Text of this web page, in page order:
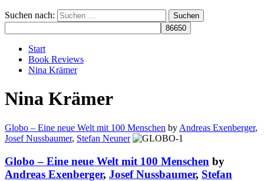
Suchen nach:
Start
Book Reviews
Nina Krämer
Nina Krämer
Globo – Eine neue Welt mit 100 Menschen by Andreas Exenberger,
Josef Nussbaumer, Stefan Neuner
Globo – Eine neue Welt mit 100 Menschen by
Andreas Exenberger, Josef Nussbaumer, Stefan